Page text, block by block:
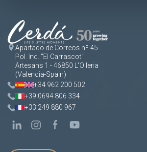
Apartado de Correos nº 45
Pol. Ind. "El Carrascot"
Artesans 1 - 46850 L'Olleria
(Valencia-Spain)
+34 962 200 502
+39 0694 806 334
+33 249 880 967